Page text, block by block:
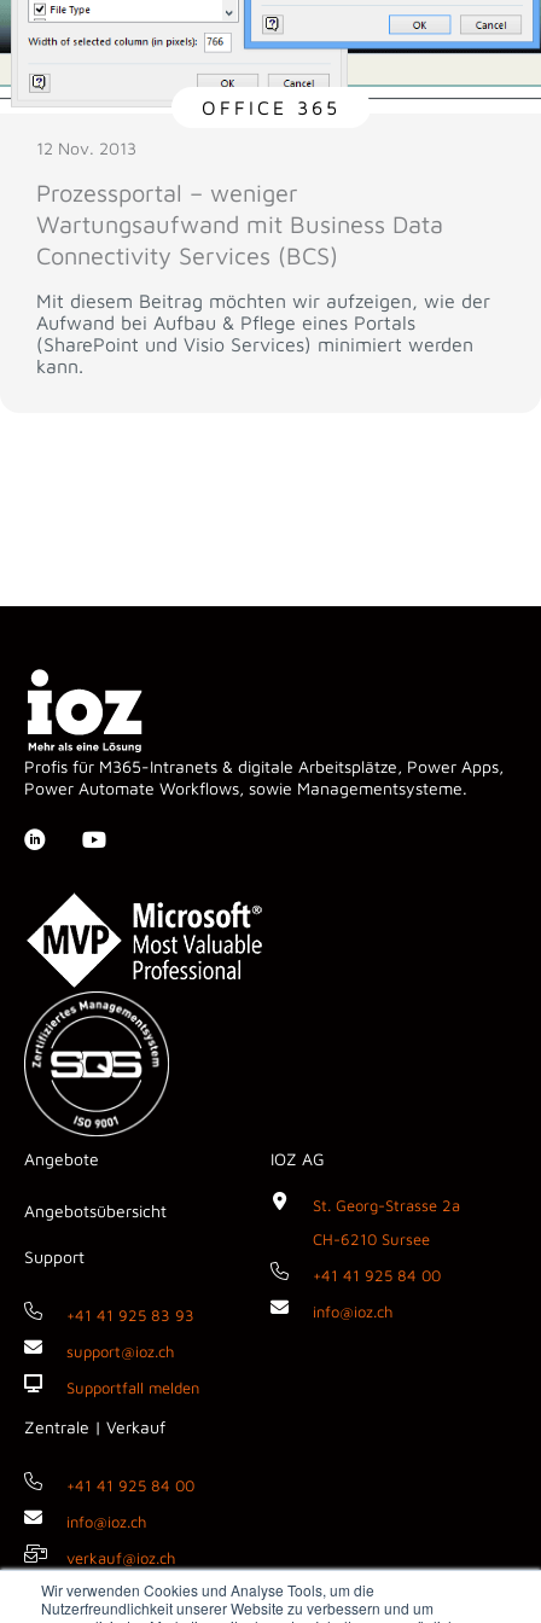
Wir verwenden Cookies und Analyse Tools, um die
Nutzerfreundlichkeit unserer Website zu verbessern und um
OFFICE 365
12 Nov. 2013
Prozessportal – weniger
Wartungsaufwand mit Business Data
Connectivity Services (BCS)
Mit diesem Beitrag möchten wir aufzeigen, wie der
Aufwand bei Aufbau & Pflege eines Portals
(SharePoint und Visio Services) minimiert werden
kann.
Profis für M365-Intranets & digitale Arbeitsplätze, Power Apps,
Power Automate Workflows, sowie Managementsysteme.
Angebote
Angebotsübersicht
Support
+41 41 925 83 93
support@ioz.ch
Supportfall melden
Zentrale | Verkauf
+41 41 925 84 00
info@ioz.ch
verkauf@ioz.ch
IOZ AG
St. Georg-Strasse 2a
CH-6210 Sursee
+41 41 925 84 00
info@ioz.ch